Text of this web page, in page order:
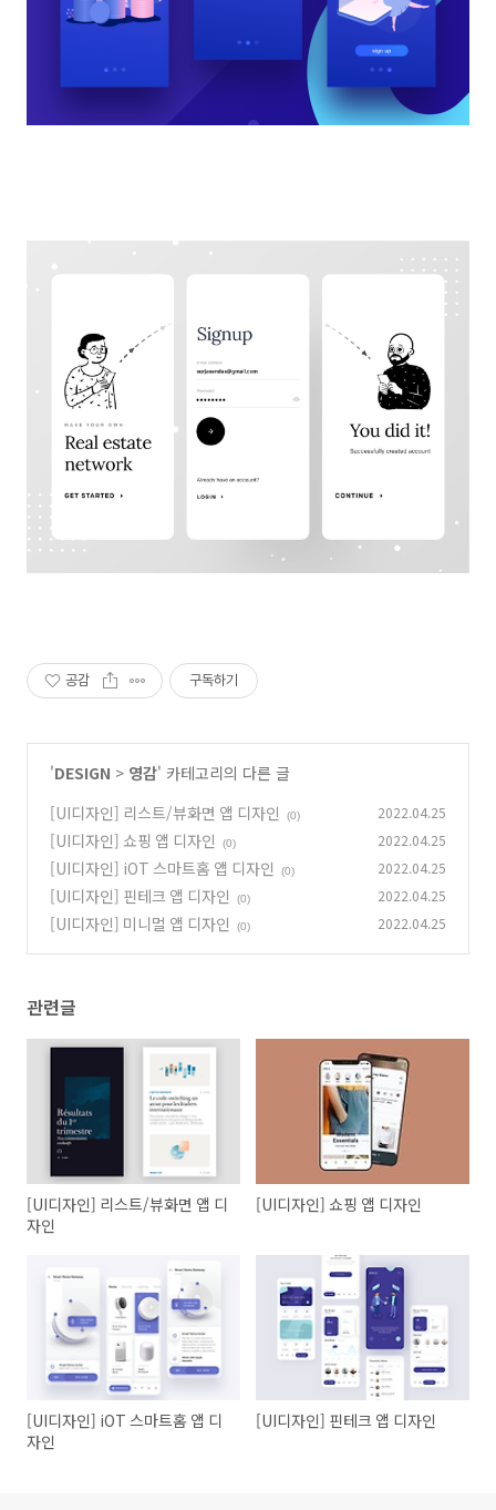
공감 구독하기
'DESIGN > 영감' 카테고리의 다른 글
[UI디자인] 리스트/뷰화면 앱 디자인
(0) 2022.04.25
[UI디자인] 쇼핑 앱 디자인 (0) 2022.04.25
[UI디자인] iOT 스마트홈 앱 디자인 (0) 2022.04.25
[UI디자인] 핀테크 앱 디자인 (0) 2022.04.25
[UI디자인] 미니멀 앱 디자인 (0) 2022.04.25
관련글
[UI디자인] 리스트/뷰화면 앱 디
자인
[UI디자인] 쇼핑 앱 디자인
[UI디자인] iOT 스마트홈 앱 디
자인
[UI디자인] 핀테크 앱 디자인